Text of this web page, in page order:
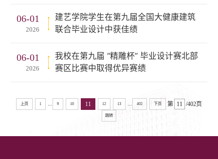
06-01
2026
建艺学院学生在第九届全国大健康建筑
联合毕业设计中获佳绩
06-01
2026
我校在第九届 “精雕杯” 毕业设计赛北部
赛区比赛中取得优异赛绩
上页 1 ... 9 10 11 12 13 ... 402 下页 第 /402页
跳转